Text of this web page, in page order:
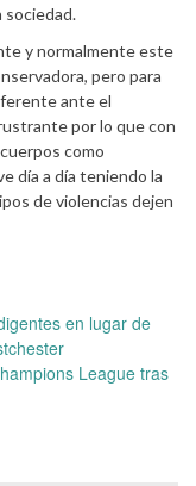
sociedad.
y normalmente este
pero para
ante el
por lo que con
como
día a día teniendo la
de violencias dejen
en lugar de
League tras